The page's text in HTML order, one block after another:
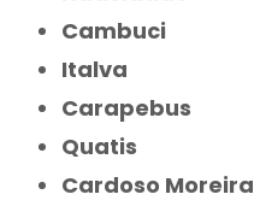
Cambuci
Italva
Carapebus
Quatis
Cardoso Moreira